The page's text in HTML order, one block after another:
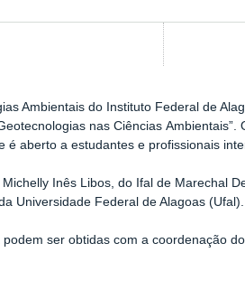
Ambientais do Instituto Federal de
nas CiênciasAmbientais”.
é aberto a estudantes e profissionais
Inês Libos, do Ifal de Marechal
Universidade Federal de Alagoas (Ufal).
ser obtidas com a coordenação